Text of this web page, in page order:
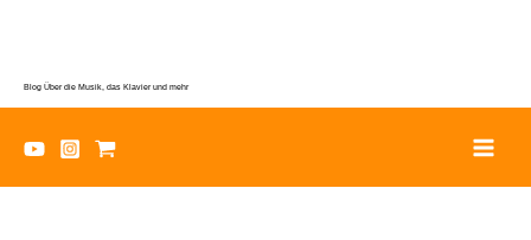
Blog Über die Musik, das Klavier und mehr